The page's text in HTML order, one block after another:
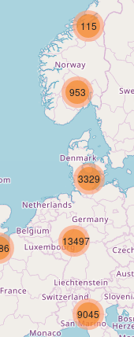
115
953
3329
9045
13497